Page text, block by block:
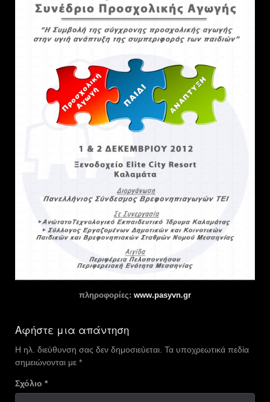
πληροφορίες: www.pasyvn.gr
Αφήστε μια απάντηση
Η ηλ. διεύθυνση σας δεν δημοσιεύεται. Τα υποχρεωτικά πεδία
σημειώνονται με *
Σχόλιο *